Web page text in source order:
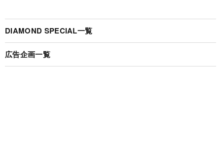
DIAMOND SPECIAL一覧
広告企画一覧